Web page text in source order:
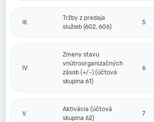
III.
Tržby z predaja
služieb (602, 606)
5
IV.
Zmeny stavu
vnútroorganizačných
zásob (+/-) (účtová
skupina 61)
6
V.
Aktivácia (účtová
skupina 62)
7